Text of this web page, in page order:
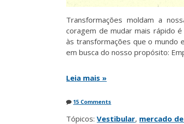
Transformações moldam a
coragem de mudar mais rápido
às transformações que o mundo
em busca do nosso propósito:
Leia mais »
15 Comments
Tópicos:Vestibular, mercado